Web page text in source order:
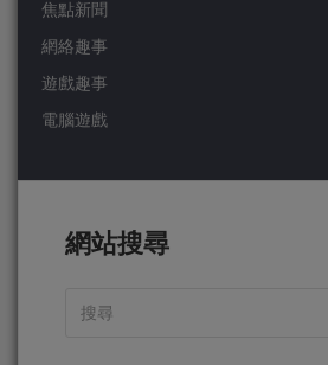
焦點新聞
網絡趣事
遊戲趣事
電腦遊戲
網站搜尋